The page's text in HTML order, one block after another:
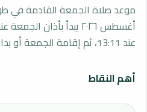
عند 13:11، ثم إقامة الجمعة أو بداية الصلاة عند 13:41.
أهم النقاط